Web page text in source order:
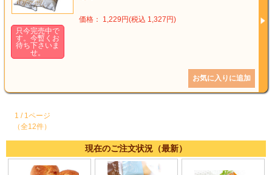
価格： 1,229円(税込 1,327円)
只今完売中で
す。今暫くお
待ち下さいま
せ。
1 / 1ページ
（全12件）
現在のご注文状況（最新）